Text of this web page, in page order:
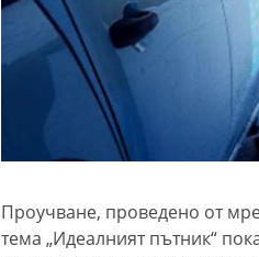
Проучване, проведено от
тема „Идеалният пътник“